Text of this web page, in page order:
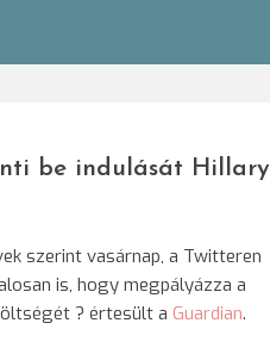
be indulását Hillary
szerint vasárnap, a Twitteren
is, hogy megpályázza a
? értesült a Guardian.